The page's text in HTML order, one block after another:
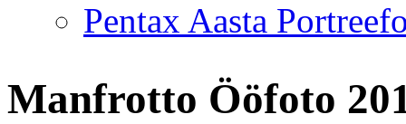
Pentax Aasta
Manfrotto Ööfoto